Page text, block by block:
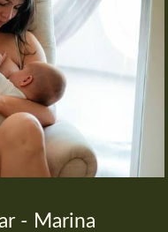
- Marina